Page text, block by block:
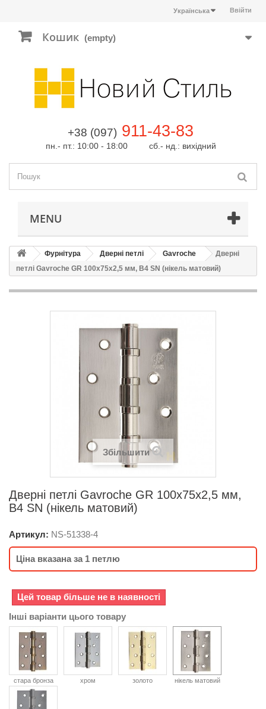
Ввійти
Українська
Кошик (empty)
+38 (097) 911-43-83
пн.- пт.: 10:00 - 18:00 сб.- нд.: вихідний
MENU
Фурнітура Дверні петлі Gavroche
Дверні
петлі Gavroche GR 100x75x2,5 мм, B4 SN (нікель матовий)
Збільшити
Дверні петлі Gavroche GR 100x75x2,5 мм,
B4 SN (нікель матовий)
Артикул: NS-51338-4
Ціна вказана за 1 петлю
Цей товар більше не в наявності
Інші варіанти цього товару
стара бронза хром золото нікель матовий